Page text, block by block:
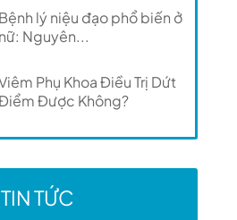
Bệnh lý niệu đạo phổ biến ở
nữ: Nguyên...
Phụ Khoa Điều Trị Dứt
Được Không?
TIN TỨC